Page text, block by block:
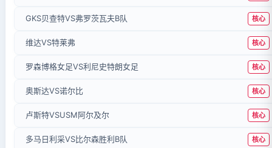
GKS贝查特VS弗罗茨瓦夫B队 核心
维达VS特莱弗 核心
罗森博格女足VS利尼史特朗女足 核心
奥斯达VS诺尔比 核心
卢斯特VSUSM阿尔及尔 核心
多马日利采VS比尔森胜利B队 核心